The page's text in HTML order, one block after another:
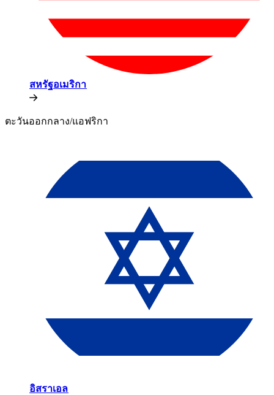
สหรัฐอเมริกา​​
ตะวันออกกลาง/แอฟริกา​​
อิสราเอล​​